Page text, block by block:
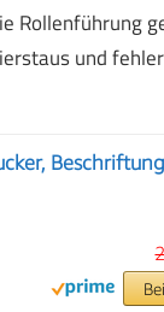
Rollenführung
und